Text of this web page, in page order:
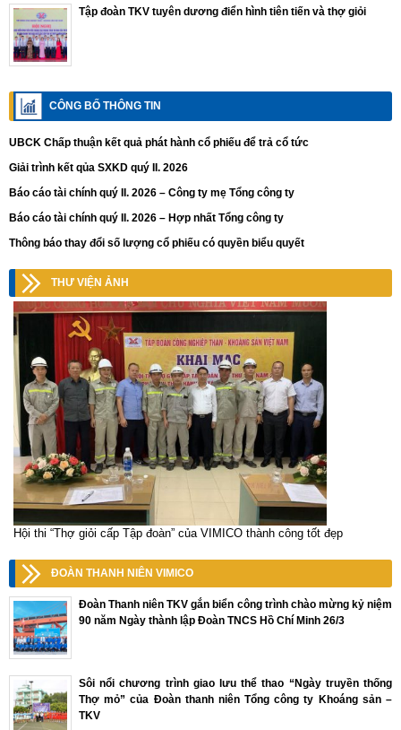
Tập đoàn TKV tuyên dương điển hình tiên tiến và thợ giỏi
CÔNG BỐ THÔNG TIN
UBCK Chấp thuận kết quả phát hành cổ phiếu để trả cổ tức
Giải trình kết qủa SXKD quý II. 2026
Báo cáo tài chính quý II. 2026 – Công ty mẹ Tổng công ty
Báo cáo tài chính quý II. 2026 – Hợp nhất Tổng công ty
Thông báo thay đổi số lượng cổ phiếu có quyền biểu quyết
THƯ VIỆN ẢNH
Hội thi “Thợ giỏi cấp Tập đoàn” của VIMICO thành công tốt đẹp
ĐOÀN THANH NIÊN VIMICO
Đoàn Thanh niên TKV gắn biển công trình chào mừng kỷ niệm
90 năm Ngày thành lập Đoàn TNCS Hồ Chí Minh 26/3
Sôi nổi chương trình giao lưu thể thao “Ngày truyền thống
Thợ mỏ” của Đoàn thanh niên Tổng công ty Khoáng sản –
TKV